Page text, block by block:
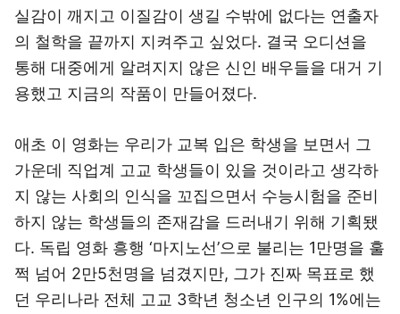
실감이 깨지고 이질감이 생길 수밖에 없다는 연출자
의 철학을 끝까지 지켜주고 싶었다. 결국 오디션을
통해 대중에게 알려지지 않은 신인 배우들을 대거 기
용했고 지금의 작품이 만들어졌다.
애초 이 영화는 우리가 교복 입은 학생을 보면서 그
가운데 직업계 고교 학생들이 있을 것이라고 생각하
지 않는 사회의 인식을 꼬집으면서 수능시험을 준비
하지 않는 학생들의 존재감을 드러내기 위해 기획됐
다. 독립 영화 흥행 ‘마지노선’으로 불리는 1만명을 훌
쩍 넘어 2만5천명을 넘겼지만, 그가 진짜 목표로 했
던 우리나라 전체 고교 3학년 청소년 인구의 1%에는